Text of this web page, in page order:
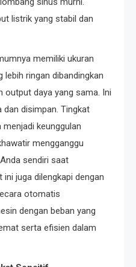
listrik yang stabil dan
memiliki ukuran
lebih ringan dibandingkan
output daya yang sama. Ini
disimpan. Tingkat
keunggulan
mengganggu
sendiri saat
juga dilengkapi dengan
otomatis
dengan beban yang
serta efisien dalam